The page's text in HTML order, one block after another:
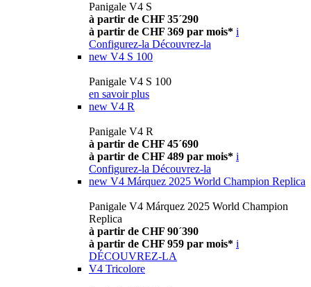
Panigale V4 S
à partir de CHF 35´290
à partir de CHF 369 par mois* i
Configurez-la Découvrez-la
new V4 S 100
Panigale V4 S 100
en savoir plus
new V4 R
Panigale V4 R
à partir de CHF 45´690
à partir de CHF 489 par mois* i
Configurez-la Découvrez-la
new V4 Márquez 2025 World Champion Replica
Panigale V4 Márquez 2025 World Champion
Replica
à partir de CHF 90´390
à partir de CHF 959 par mois* i
DÉCOUVREZ-LA
V4 Tricolore